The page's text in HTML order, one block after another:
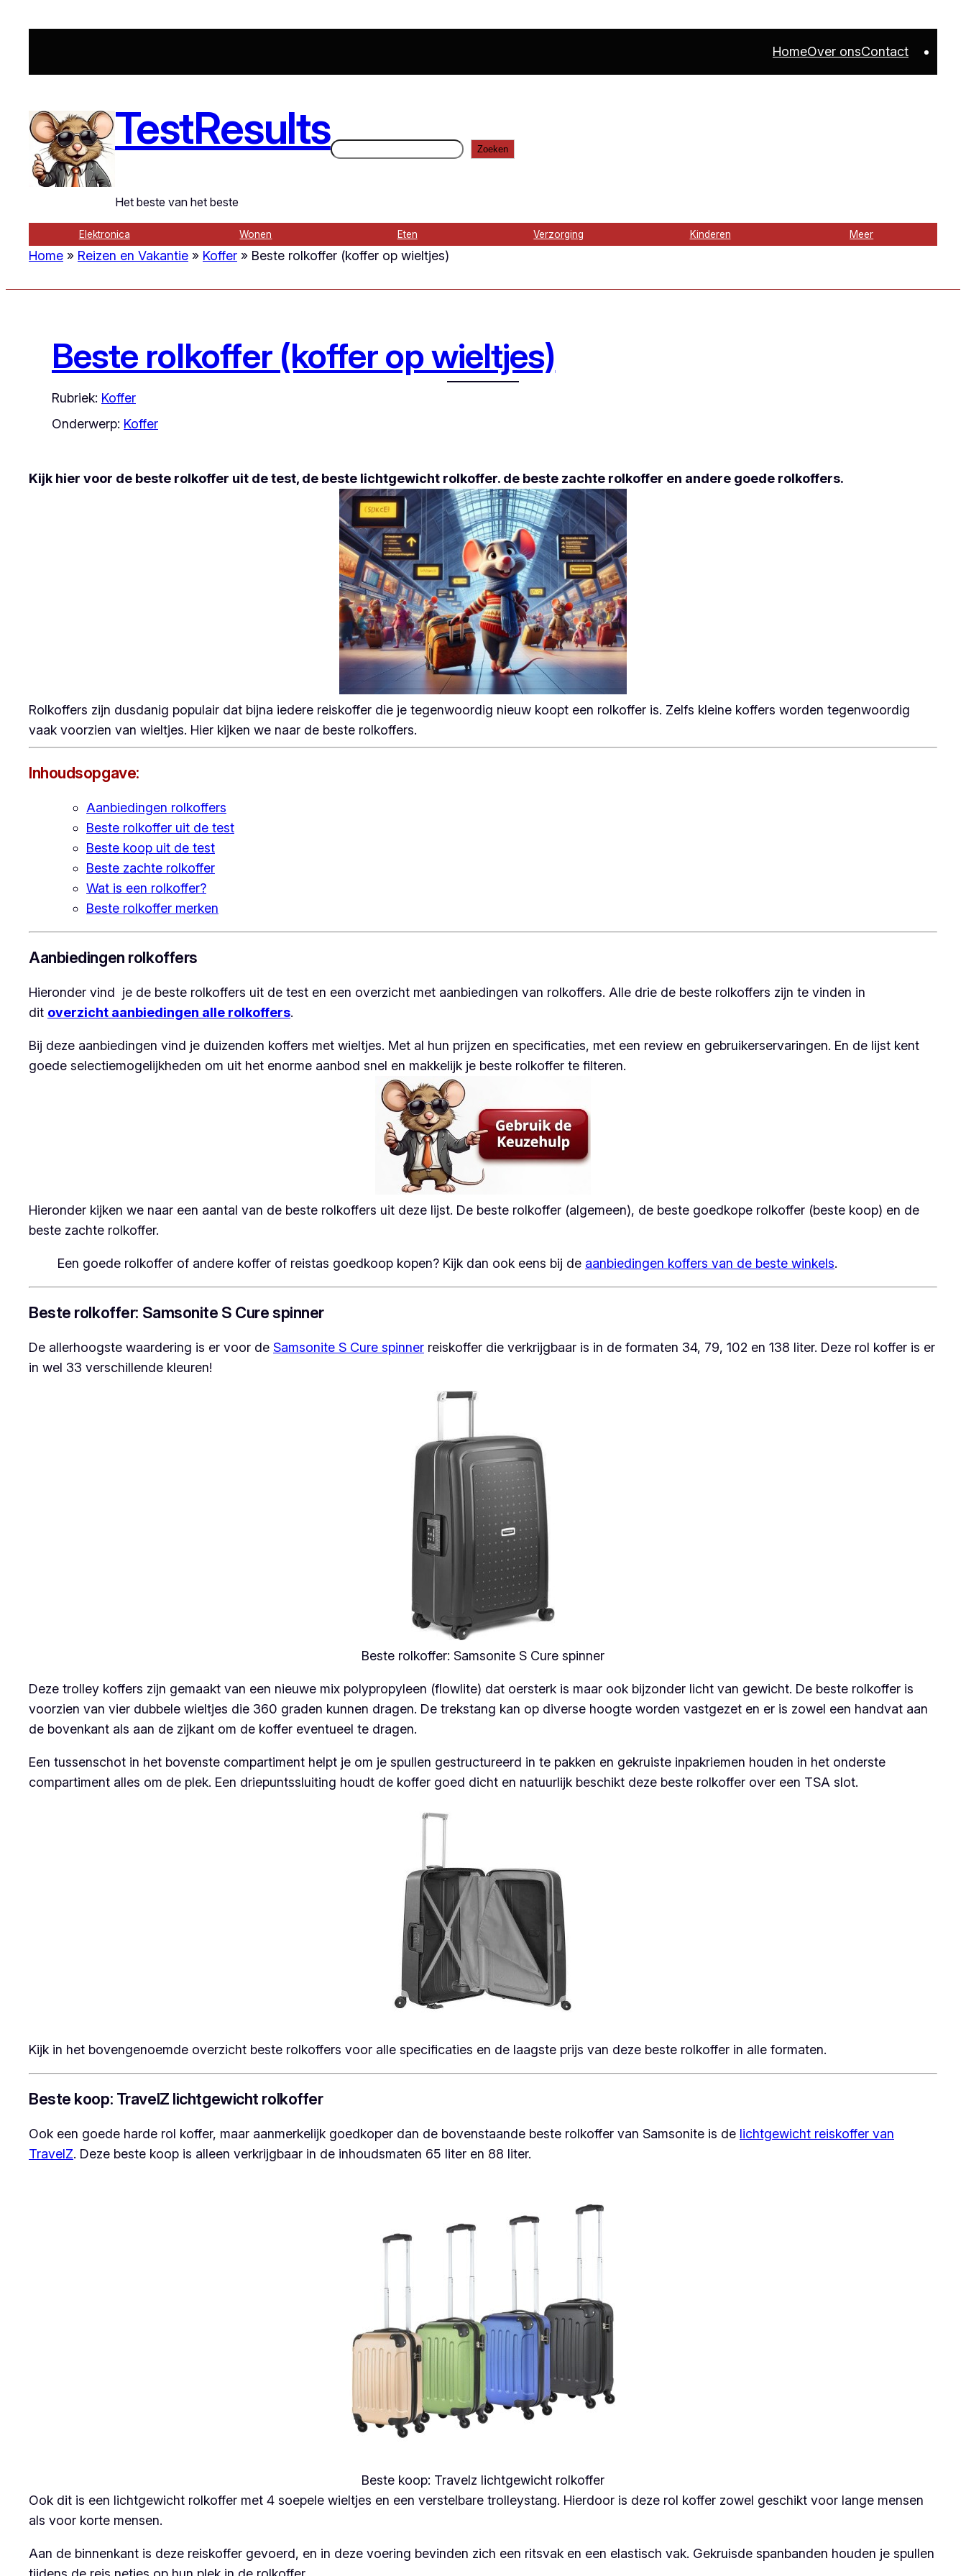
inhoud
HomeOver onsContact
TestResults
Het beste van het beste
Zoeken Zoeken
Elektronica Wonen Eten Verzorging Kinderen Meer
Home » Reizen en Vakantie » Koffer » Beste rolkoffer (koffer op wieltjes)
Beste rolkoffer (koffer op wieltjes)
Rubriek: Koffer
Onderwerp: Koffer
Kijk hier voor de beste rolkoffer uit de test, de beste lichtgewicht rolkoffer. de beste zachte rolkoffer en andere goede rolkoffers.
Rolkoffers zijn dusdanig populair dat bijna iedere reiskoffer die je tegenwoordig nieuw koopt een rolkoffer is. Zelfs kleine koffers worden tegenwoordig
vaak voorzien van wieltjes. Hier kijken we naar de beste rolkoffers.
Inhoudsopgave:
Aanbiedingen rolkoffers
Beste rolkoffer uit de test
Beste koop uit de test
Beste zachte rolkoffer
Wat is een rolkoffer?
Beste rolkoffer merken
Aanbiedingen rolkoffers
Hieronder vind je de beste rolkoffers uit de test en een overzicht met aanbiedingen van rolkoffers. Alle drie de beste rolkoffers zijn te vinden in
dit overzicht aanbiedingen alle rolkoffers.
Bij deze aanbiedingen vind je duizenden koffers met wieltjes. Met al hun prijzen en specificaties, met een review en gebruikerservaringen. En de lijst kent
goede selectiemogelijkheden om uit het enorme aanbod snel en makkelijk je beste rolkoffer te filteren.
Hieronder kijken we naar een aantal van de beste rolkoffers uit deze lijst. De beste rolkoffer (algemeen), de beste goedkope rolkoffer (beste koop) en de
beste zachte rolkoffer.
Een goede rolkoffer of andere koffer of reistas goedkoop kopen? Kijk dan ook eens bij de aanbiedingen koffers van de beste winkels.
Beste rolkoffer: Samsonite S Cure spinner
De allerhoogste waardering is er voor de Samsonite S Cure spinner reiskoffer die verkrijgbaar is in de formaten 34, 79, 102 en 138 liter. Deze rol koffer is er
in wel 33 verschillende kleuren!
Beste rolkoffer: Samsonite S Cure spinner
Deze trolley koffers zijn gemaakt van een nieuwe mix polypropyleen (flowlite) dat oersterk is maar ook bijzonder licht van gewicht. De beste rolkoffer is
voorzien van vier dubbele wieltjes die 360 graden kunnen dragen. De trekstang kan op diverse hoogte worden vastgezet en er is zowel een handvat aan
de bovenkant als aan de zijkant om de koffer eventueel te dragen.
Een tussenschot in het bovenste compartiment helpt je om je spullen gestructureerd in te pakken en gekruiste inpakriemen houden in het onderste
compartiment alles om de plek. Een driepuntssluiting houdt de koffer goed dicht en natuurlijk beschikt deze beste rolkoffer over een TSA slot.
Kijk in het bovengenoemde overzicht beste rolkoffers voor alle specificaties en de laagste prijs van deze beste rolkoffer in alle formaten.
Beste koop: TravelZ lichtgewicht rolkoffer
Ook een goede harde rol koffer, maar aanmerkelijk goedkoper dan de bovenstaande beste rolkoffer van Samsonite is de lichtgewicht reiskoffer van
TravelZ. Deze beste koop is alleen verkrijgbaar in de inhoudsmaten 65 liter en 88 liter.
Beste koop: Travelz lichtgewicht rolkoffer
Ook dit is een lichtgewicht rolkoffer met 4 soepele wieltjes en een verstelbare trolleystang. Hierdoor is deze rol koffer zowel geschikt voor lange mensen
als voor korte mensen.
Aan de binnenkant is deze reiskoffer gevoerd, en in deze voering bevinden zich een ritsvak en een elastisch vak. Gekruisde spanbanden houden je spullen